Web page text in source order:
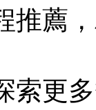
推薦
索更